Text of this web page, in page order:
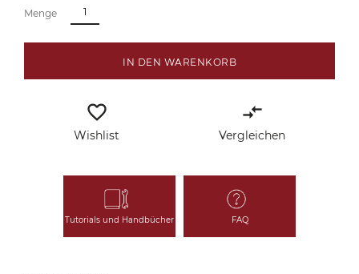
Menge
IN DEN WARENKORB
favorite_border
Wishlist
compare_arrows
Vergleichen
Tutorials und Handbücher FAQ